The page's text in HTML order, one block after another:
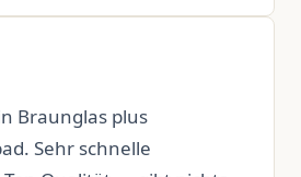
Braunglas plus
Sehr schnelle